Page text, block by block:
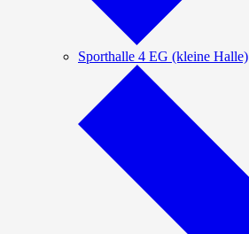
Sporthalle 4 EG (kleine Halle)